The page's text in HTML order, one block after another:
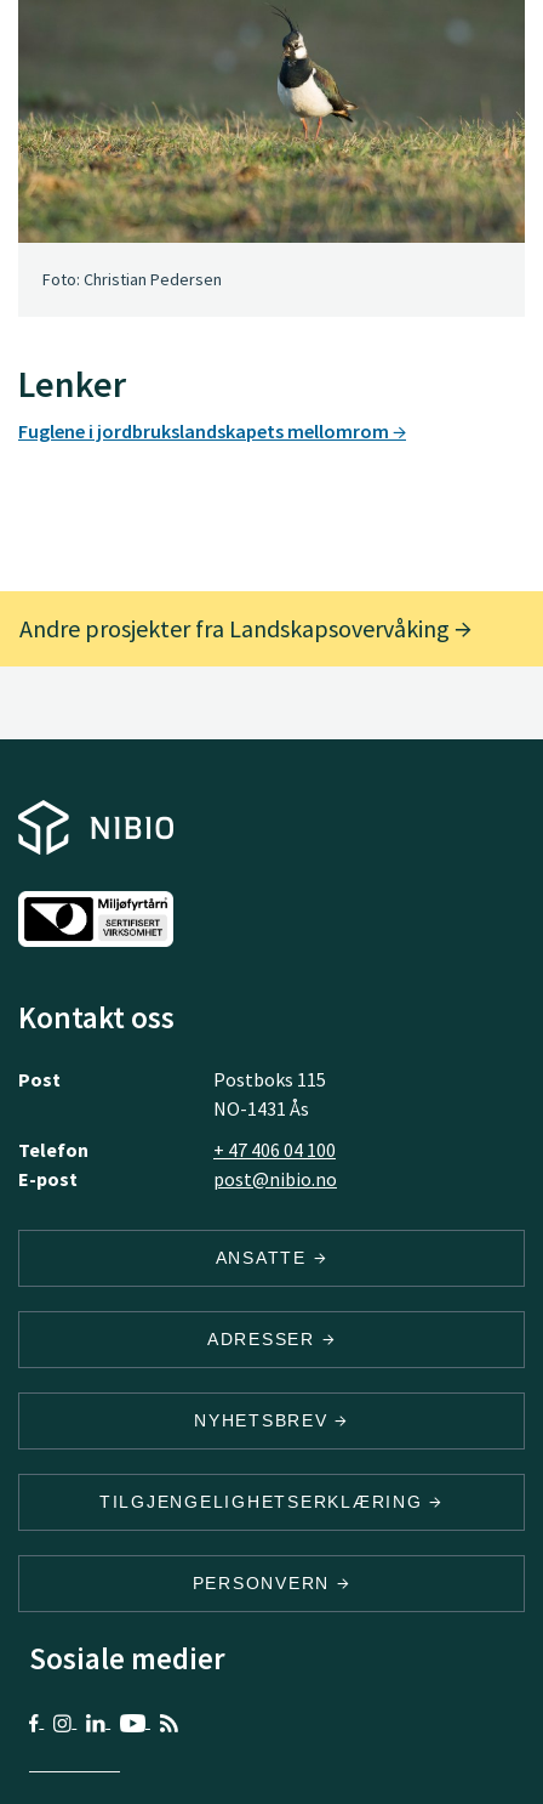
Lenker
Fuglene i jordbrukslandskapets mellomrom
Foto: Christian Pedersen
Andre prosjekter fra Landskapsovervåking
Kontakt oss
Post
Postboks 115
NO-1431 Ås
Telefon
+ 47 406 04 100
E-post
post@nibio.no
ANSATTE
ADRESSER
NYHETSBREV
TILGJENGELIGHETSERKLÆRING
PERSONVERN
Sosiale medier